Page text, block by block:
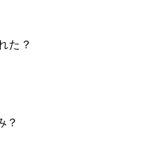
た？
？